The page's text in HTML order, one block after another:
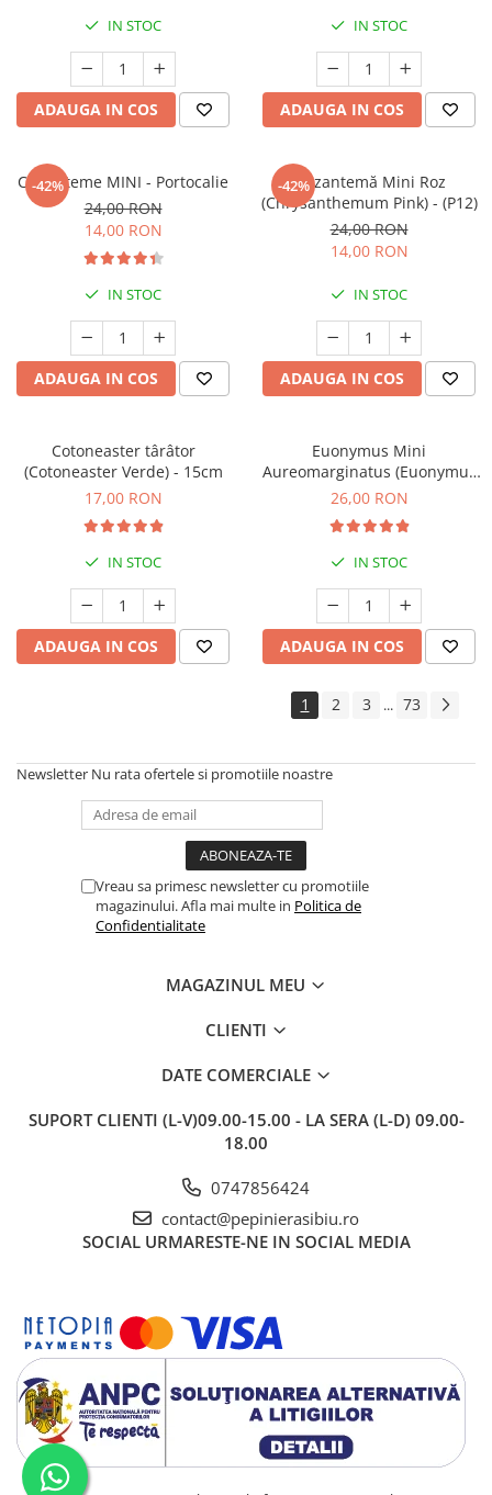
IN STOC
ADAUGA IN COS
IN STOC
ADAUGA IN COS
-42%
Crizanteme MINI - Portocalie
24,00 RON
14,00 RON
IN STOC
ADAUGA IN COS
-42%Crizantemă Mini Roz
(Chrysanthemum Pink) - (P12)
24,00 RON
14,00 RON
IN STOC
ADAUGA IN COS
Cotoneaster târâtor
(Cotoneaster Verde) - 15cm
17,00 RON
IN STOC
ADAUGA IN COS
Euonymus Mini
Aureomarginatus (Euonymus
Jap.) - 15-20cm (P9)
26,00 RON
IN STOC
ADAUGA IN COS
1 2 3 ... 73
Newsletter Nu rata ofertele si promotiile noastre
Vreau sa primesc newsletter cu promotiile
magazinului. Afla mai multe in Politica de
Confidentialitate
MAGAZINUL MEU
CLIENTI
DATE COMERCIALE
SUPORT CLIENTI (L-V)09.00-15.00 - LA SERA (L-D) 09.00-
18.00
0747856424
contact@pepinierasibiu.ro
SOCIAL URMARESTE-NE IN SOCIAL MEDIA